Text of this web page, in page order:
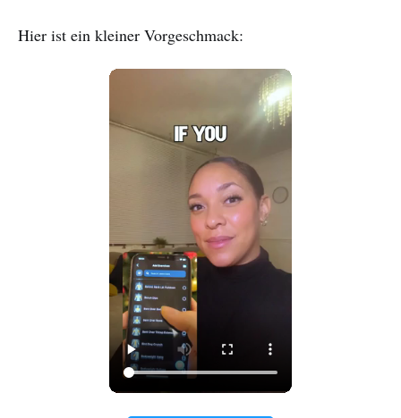
Hier ist ein kleiner Vorgeschmack: